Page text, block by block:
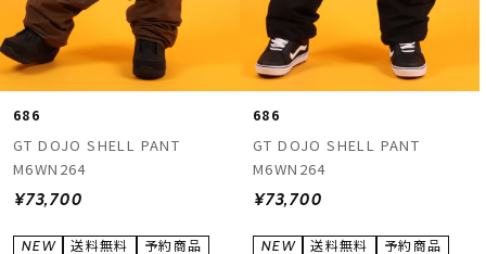
686
GT DOJO SHELL PANT
M6WN264
¥73,700
686
GT DOJO SHELL PANT
M6WN264
¥73,700